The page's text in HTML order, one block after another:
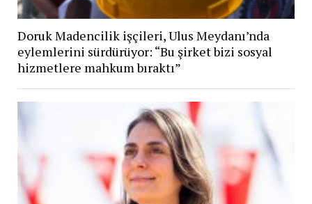
Doruk Madencilik işçileri, Ulus Meydanı’nda
eylemlerini sürdürüyor: “Bu şirket bizi sosyal
hizmetlere mahkum bıraktı”